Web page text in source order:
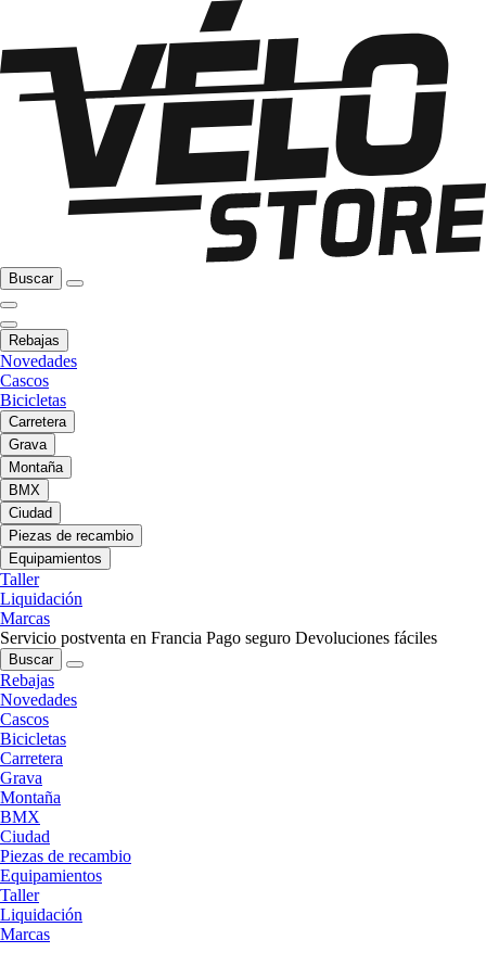
Buscar
Rebajas
Novedades
Cascos
Bicicletas
Carretera
Grava
Montaña
BMX
Ciudad
Piezas de recambio
Equipamientos
Taller
Liquidación
Marcas
Servicio postventa en Francia Pago seguro Devoluciones fáciles
Buscar
Rebajas
Novedades
Cascos
Bicicletas
Carretera
Grava
Montaña
BMX
Ciudad
Piezas de recambio
Equipamientos
Taller
Liquidación
Marcas